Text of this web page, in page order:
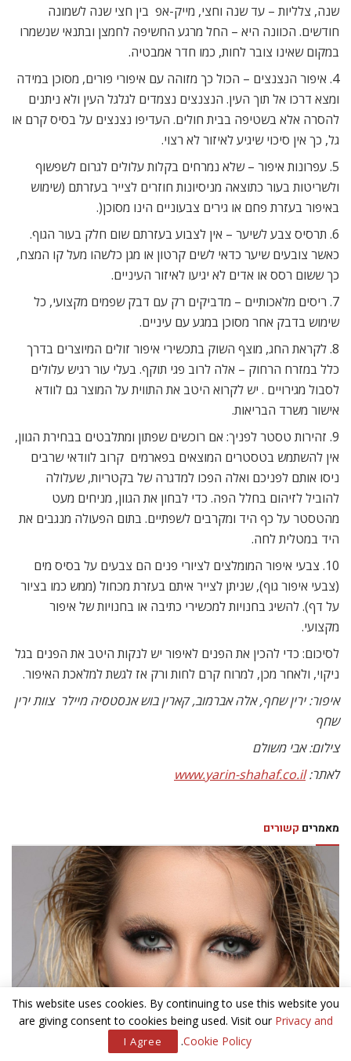
שנה, צלליות – עד שנה וחצי, מייק-אפ  בין חצי שנה לשמונה
חודשים. הכוונה היא – החל מרגע החשיפה לחמצן ובתנאי שנשמרו
במקום שאינו צובר לחות, כמו חדר אמבטיה.
4. איפור הנצנצים – הכול כך מזוהה עם איפורי פורים, מסוכן במידה
ומצא דרכו אל תוך העין. הנצנצים נצמדים לגלגל העין ולא ניתנים
להסרה אלא בשטיפה בבית חולים. העדיפו נצנצים על בסיס קרם או
גל, כך אין סיכוי שיגיע לאיזור לא רצוי.
5. עפרונות איפור – שלא נמרחים בקלות עלולים לגרום לשפשוף
ולשריטות בעור כתוצאה מניסיונות חוזרים לצייר בעזרתם (שימוש
באיפור בעזרת פחם או גירים צבעוניים הינו מסוכן(.
6. תרסיס צבע לשיער – אין לצבוע בעזרתם שום חלק בעור הגוף.
כאשר צובעים שיער כדאי לשים קרטון או מגן כלשהו מעל קו המצח,
כך ששום רסס או אדים לא יגיעו לאיזור העיניים.
7. ריסים מלאכותיים – מדביקים רק עם דבק שפמים מקצועי, כל
שימוש בדבק אחר מסוכן במגע עם עיניים.
8. לקראת החג, מוצף השוק בתכשירי איפור זולים המיוצרים בדרך
כלל במזרח הרחוק – אלה לרוב פגי תוקף. בעלי עור רגיש עלולים
לסבול מגירויים . יש לקרוא היטב את התווית על המוצר גם לוודא
אישור משרד הבריאות.
9. זהירות טסטר לפניך: אם רוכשים שפתון ומתלבטים בבחירת הגוון,
אין להשתמש בטסטרים המוצאים בפארמים  קרוב לוודאי שרבים
ניסו אותם לפניכם ואלה הפכו למדגרה של בקטריות, שעלולה
להוביל לזיהום בחלל הפה. כדי לבחון את הגוון, מניחים מעט
מהטסטר על כף היד ומקרבים לשפתיים. בתום הפעולה מנגבים את
היד במטלית לחה.
10. צבעי איפור המומלצים לציורי פנים הם צבעים על בסיס מים
(צבעי איפור גוף), שניתן לצייר איתם בעזרת מכחול (ממש כמו בציור
על דף). להשיג בחנויות למכשירי כתיבה או בחנויות של איפור
מקצועי.
לסיכום: כדי להכין את הפנים לאיפור יש לנקות היטב את הפנים בגל
ניקוי, ולאחר מכן, למרוח קרם לחות ורק אז לגשת למלאכת האיפור.
איפור: ירין שחף, אלה אברמוב, קארין בוש אנסטסיה מיילר  צוות ירין
שחף
צילום: אבי משולם
לאתר:www.yarin-shahaf.co.il
מאמרים קשורים
This website uses cookies. By continuing to use this website you
are giving consent to cookies being used. Visit our Privacy and
Cookie Policy
.
I Agree